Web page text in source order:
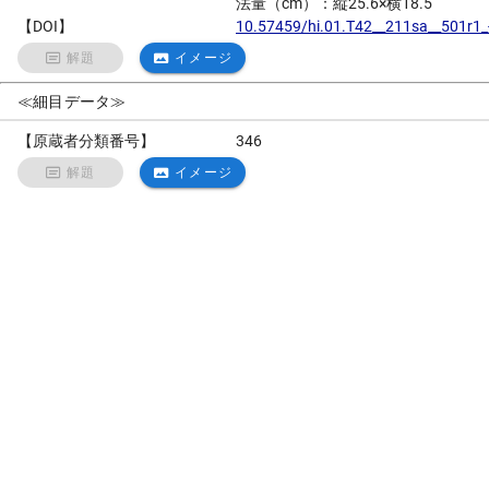
【DOI】
10.57459/
解題 イメージ
≪細目データ≫
【原蔵者分類番号】 346
解題 イメージ